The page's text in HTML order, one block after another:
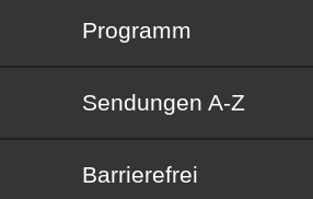
Programm
Sendungen von A bis Z
Sendungen A-Z
Barrierefrei
Barrierefrei